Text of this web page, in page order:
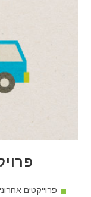
פרוייקטים